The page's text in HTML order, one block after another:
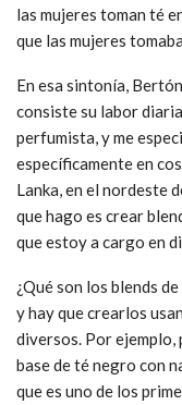
las mujeres toman té
que las mujeres
En esa sintonía,
consiste su labor
perfumista, y me
específicamente en
Lanka, en el nordeste
que hago es crear
que estoy a cargo en
¿Qué son los blends
y hay que crearlos
diversos. Por ejemplo,
base de té negro con
que es uno de los